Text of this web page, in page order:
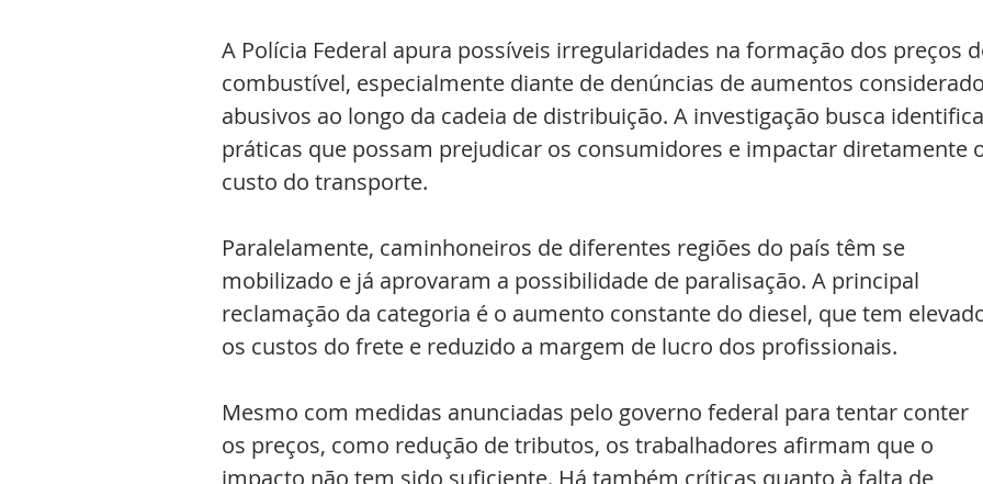
A Polícia Federal apura possíveis irregularidades na formação dos preços
combustível, especialmente diante de denúncias de aumentos
abusivos ao longo da cadeia de distribuição. A investigação busca
práticas que possam prejudicar os consumidores e impactar diretamente
custo do transporte.
Paralelamente, caminhoneiros de diferentes regiões do país têm se
mobilizado e já aprovaram a possibilidade de paralisação. A principal
reclamação da categoria é o aumento constante do diesel, que tem
os custos do frete e reduzido a margem de lucro dos profissionais.
Mesmo com medidas anunciadas pelo governo federal para tentar conter
os preços, como redução de tributos, os trabalhadores afirmam que o
impacto não tem sido suficiente. Há também críticas quanto à falta de